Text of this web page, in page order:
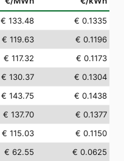
€ 133.48
€ 0.1335
€ 119.63
€ 0.1196
€ 117.32
€ 0.1173
€ 130.37
€ 0.1304
€ 143.75
€ 0.1438
€ 137.70
€ 0.1377
€ 115.03
€ 0.1150
€ 62.55
€ 0.0625